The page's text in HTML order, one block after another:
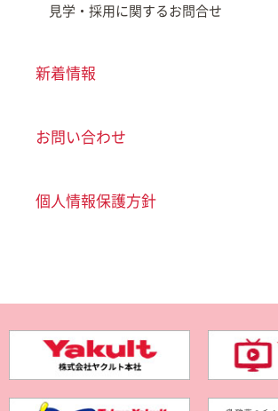
見学・採用に関するお問合せ
新着情報
お問い合わせ
個人情報保護方針